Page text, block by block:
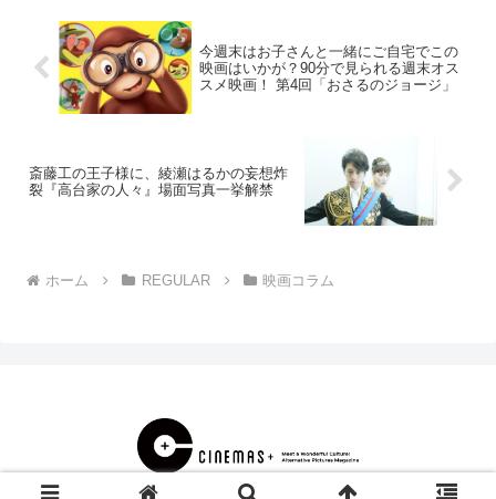
今週末はお子さんと一緒にご自宅でこの
映画はいかが？90分で見られる週末オス
スメ映画！ 第4回「おさるのジョージ」
斎藤工の王子様に、綾瀬はるかの妄想炸
裂『高台家の人々』場面写真一挙解禁
ホーム REGULAR 映画コラム